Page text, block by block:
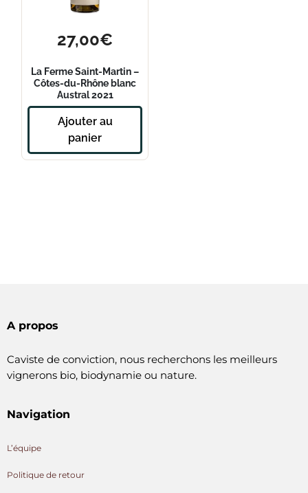
27,00€
La Ferme Saint-Martin –
Côtes-du-Rhône blanc
Austral 2021
Ajouter au
panier
A propos
Caviste de conviction, nous recherchons les meilleurs
vignerons bio, biodynamie ou nature.
Navigation
L’équipe
Politique de retour